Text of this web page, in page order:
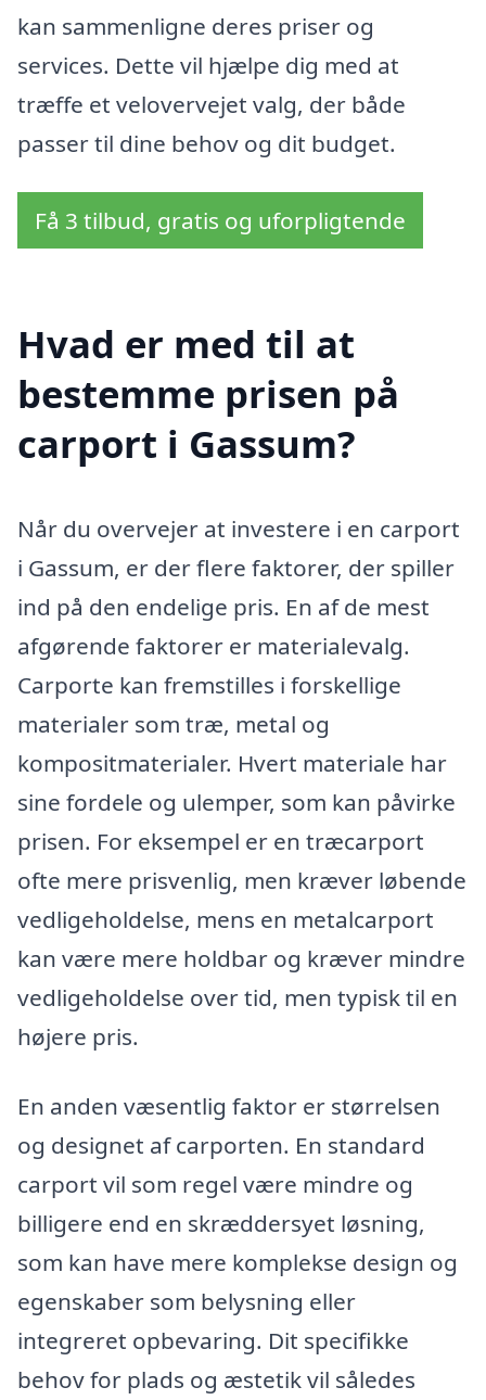
kan sammenligne deres priser og
services. Dette vil hjælpe dig med at
træffe et velovervejet valg, der både
passer til dine behov og dit budget.
Få 3 tilbud, gratis og uforpligtende
Hvad er med til at
bestemme prisen på
carport i Gassum?
Når du overvejer at investere i en carport
i Gassum, er der flere faktorer, der spiller
ind på den endelige pris. En af de mest
afgørende faktorer er materialevalg.
Carporte kan fremstilles i forskellige
materialer som træ, metal og
kompositmaterialer. Hvert materiale har
sine fordele og ulemper, som kan påvirke
prisen. For eksempel er en træcarport
ofte mere prisvenlig, men kræver løbende
vedligeholdelse, mens en metalcarport
kan være mere holdbar og kræver mindre
vedligeholdelse over tid, men typisk til en
højere pris.
En anden væsentlig faktor er størrelsen
og designet af carporten. En standard
carport vil som regel være mindre og
billigere end en skræddersyet løsning,
som kan have mere komplekse design og
egenskaber som belysning eller
integreret opbevaring. Dit specifikke
behov for plads og æstetik vil således